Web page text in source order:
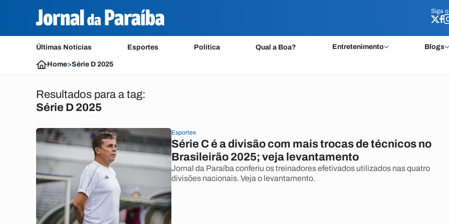
Siga o
Últimas Notícias Esportes Política Qual a Boa? Entretenimento Blogs
Siga o
Home>Série D 2025
Resultados para a tag:
Série D 2025
Esportes
Série C é a divisão com mais trocas de técnicos no
Brasileirão 2025; veja levantamento
Jornal da Paraíba conferiu os treinadores efetivados utilizados nas quatro
divisões nacionais. Veja o levantamento.